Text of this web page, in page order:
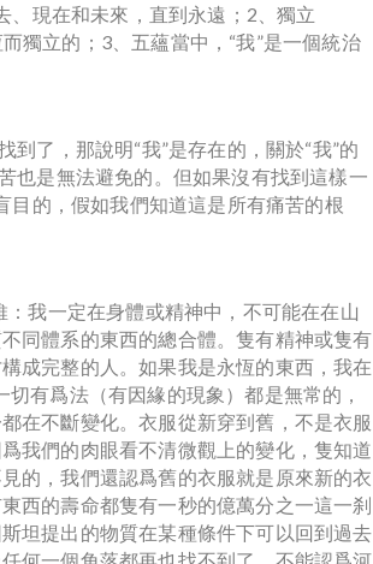
、現在和未來，直到永遠；2、獨立
獨立的；3、五蘊當中，“我”是一個統治
了，那說明“我”是存在的，關於“我”的
也是無法避免的。但如果沒有找到這樣一
目的，假如我們知道這是所有痛苦的根
我一定在身體或精神中，不可能在在山
同體系的東西的總合體。隻有精神或隻有
成完整的人。如果我是永恆的東西，我在
有爲法（有因緣的現象）都是無常的，
在不斷變化。衣服從新穿到舊，不是衣服
我們的肉眼看不清微觀上的變化，隻知道
的，我們還認爲舊的衣服就是原來新的衣
西的壽命都隻有一秒的億萬分之一這一刹
坦提出的物質在某種條件下可以回到過去